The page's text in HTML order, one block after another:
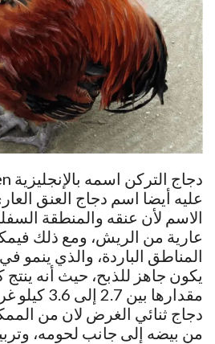
عليه أيضا اسم دجاج العنق
الاسم لأن عنقه والمنطقة
عارية من الريش، ومع ذلك
يكون جاهز للذبح، حيث أنه
مقدارها بين
دجاج ثنائي الغرض لان من
من بيضه إلى جانب لحومه،